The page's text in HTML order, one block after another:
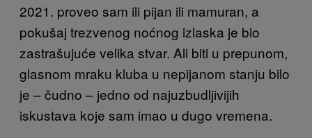
2021. proveo sam ili pijan ili mamuran, a
pokušaj trezvenog noćnog izlaska je bio
zastrašujuće velika stvar. Ali biti u prepunom,
glasnom mraku kluba u nepijanom stanju bilo
je – čudno – jedno od najuzbudljivijih
iskustava koje sam imao u dugo vremena.